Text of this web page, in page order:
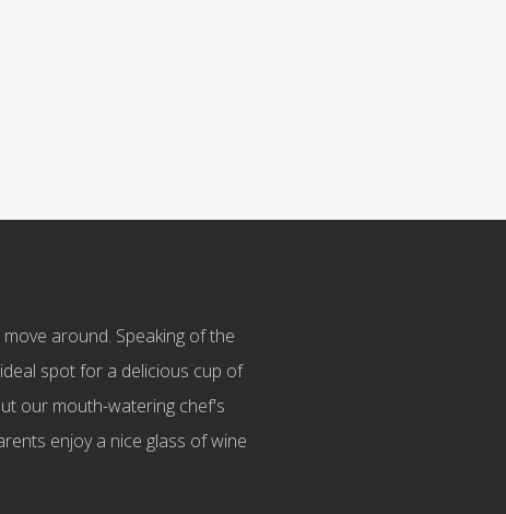
around. Speaking of the
spot for a delicious cup of
our mouth-watering chef's
enjoy a nice glass of wine